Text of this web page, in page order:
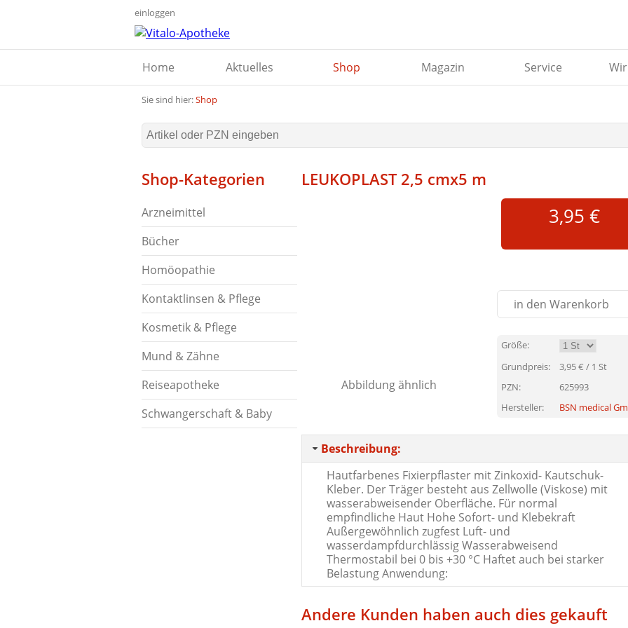
einloggen
Home Aktuelles Shop Magazin Service
Sie sind hier:Shop
Shop-Kategorien
Arzneimittel
Bücher
Homöopathie
Kontaktlinsen & Pflege
Kosmetik & Pflege
Mund & Zähne
Reiseapotheke
Schwangerschaft & Baby
LEUKOPLAST 2,5 cmx5 m
3,95 €
in den Warenkorb
Größe:
Grundpreis:
3,95€ / 1 St
PZN:
625993
Hersteller:
BSN medical
Beschreibung:
Hautfarbenes Fixierpflaster mit Zinkoxid- Kautschuk-
Kleber. Der Träger besteht aus Zellwolle (Viskose) mit
wasserabweisender Oberfläche. Für normal
empfindliche Haut Hohe Sofort- und Klebekraft
Außergewöhnlich zugfest Luft- und
wasserdampfdurchlässig Wasserabweisend
Thermostabil bei 0 bis +30 °C Haftet auch bei starker
Belastung Anwendung:
Andere Kunden haben auch dies gekauft